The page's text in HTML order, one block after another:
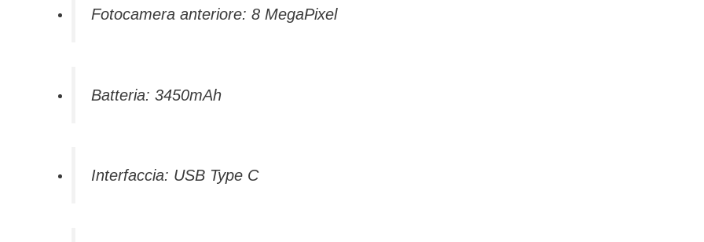
Fotocamera anteriore: 8 MegaPixel
Batteria: 3450mAh
Interfaccia: USB Type C